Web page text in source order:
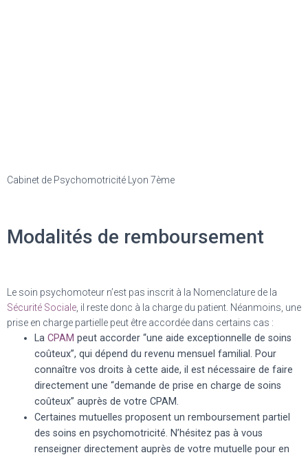
Cabinet de Psychomotricité Lyon 7ème
Modalités de remboursement
Le soin psychomoteur n’est pas inscrit à la Nomenclature de la
Sécurité Sociale , il reste donc à la charge du patient. Néanmoins, une
prise en charge partielle peut être accordée dans certains cas :
La CPAM peut accorder “une aide exceptionnelle de soins
coûteux”, qui dépend du revenu mensuel familial. Pour
connaître vos droits à cette aide, il est nécessaire de faire
directement une “demande de prise en charge de soins
coûteux” auprès de votre CPAM.
Certaines mutuelles proposent un remboursement partiel
des soins en psychomotricité. N’hésitez pas à vous
renseigner directement auprès de votre mutuelle pour en